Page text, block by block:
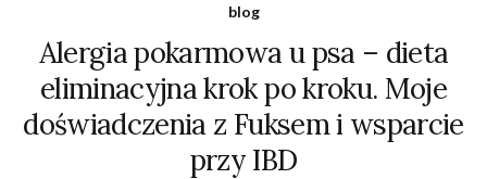
blog
Alergia pokarmowa u psa – dieta
eliminacyjna krok po kroku. Moje
doświadczenia z Fuksem i wsparcie
przy IBD